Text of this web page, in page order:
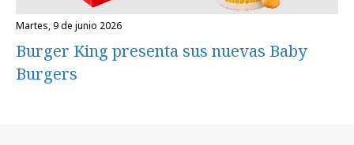
martes, 9 de junio 2026
Burger King presenta sus nuevas Baby
Burgers